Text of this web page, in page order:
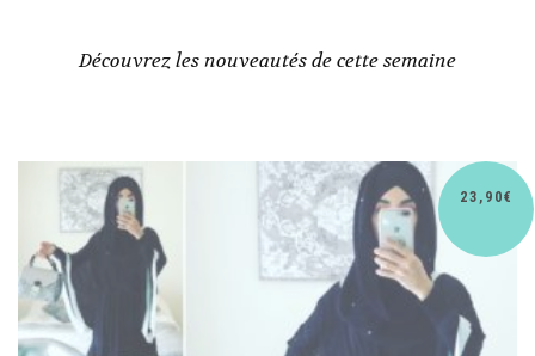
Découvrez les nouveautés de cette semaine
30,90